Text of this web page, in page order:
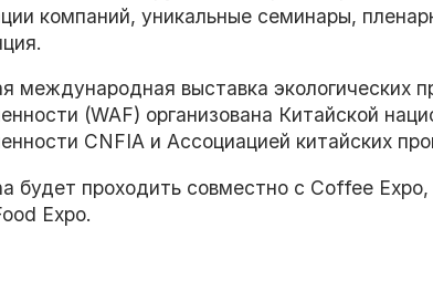
компаний, уникальные семинары,
международная выставка экологических
(WAF) организована Китайской
CNFIA и Ассоциацией китайских
будет проходить совместно с Coffee
Expo.